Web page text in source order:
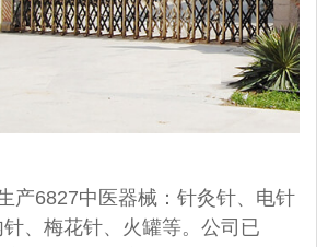
产6827中医器械：针灸针、电针
、梅花针、火罐等。公司已